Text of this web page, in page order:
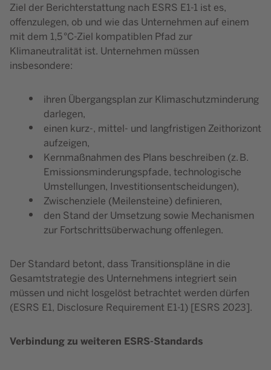
Ziel der Berichterstattung nach ESRS E1-1 ist es,
offenzulegen, ob und wie das Unternehmen auf einem
mit dem 1,5 °C-Ziel kompatiblen Pfad zur
Klimaneutralität ist. Unternehmen müssen
insbesondere:
ihren Übergangsplan zur Klimaschutzminderung
darlegen,
einen kurz-, mittel- und langfristigen Zeithorizont
aufzeigen,
Kernmaßnahmen des Plans beschreiben (z. B.
Emissionsminderungspfade, technologische
Umstellungen, Investitionsentscheidungen),
Zwischenziele (Meilensteine) definieren,
den Stand der Umsetzung sowie Mechanismen
zur Fortschrittsüberwachung offenlegen.
Der Standard betont, dass Transitionspläne in die
Gesamtstrategie des Unternehmens integriert sein
müssen und nicht losgelöst betrachtet werden dürfen
(ESRS E1, Disclosure Requirement E1-1) [ESRS 2023].
Verbindung zu weiteren ESRS-Standards